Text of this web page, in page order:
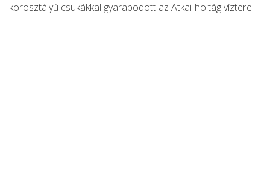
korosztályú csukákkal gyarapodott az Atkai-holtág víztere.